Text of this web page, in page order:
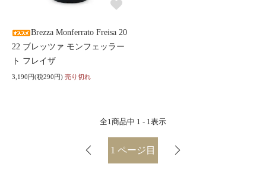
Brezza Monferrato Freisa 20
22 ブレッツァ モンフェッラー
ト フレイザ
3,190円(税290円) 売り切れ
全1商品中 1 - 1表示
1 ページ目